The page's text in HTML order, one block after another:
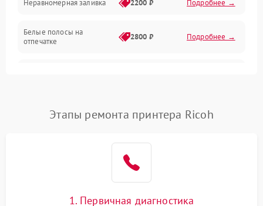
Режим работы
Питание и запуск
Неравномерная заливка 2200 ₽ Подробнее →
Белые полосы на
отпечатке
2800 ₽ Подробнее →
Этапы ремонта принтера Ricoh
1. Первичная диагностика